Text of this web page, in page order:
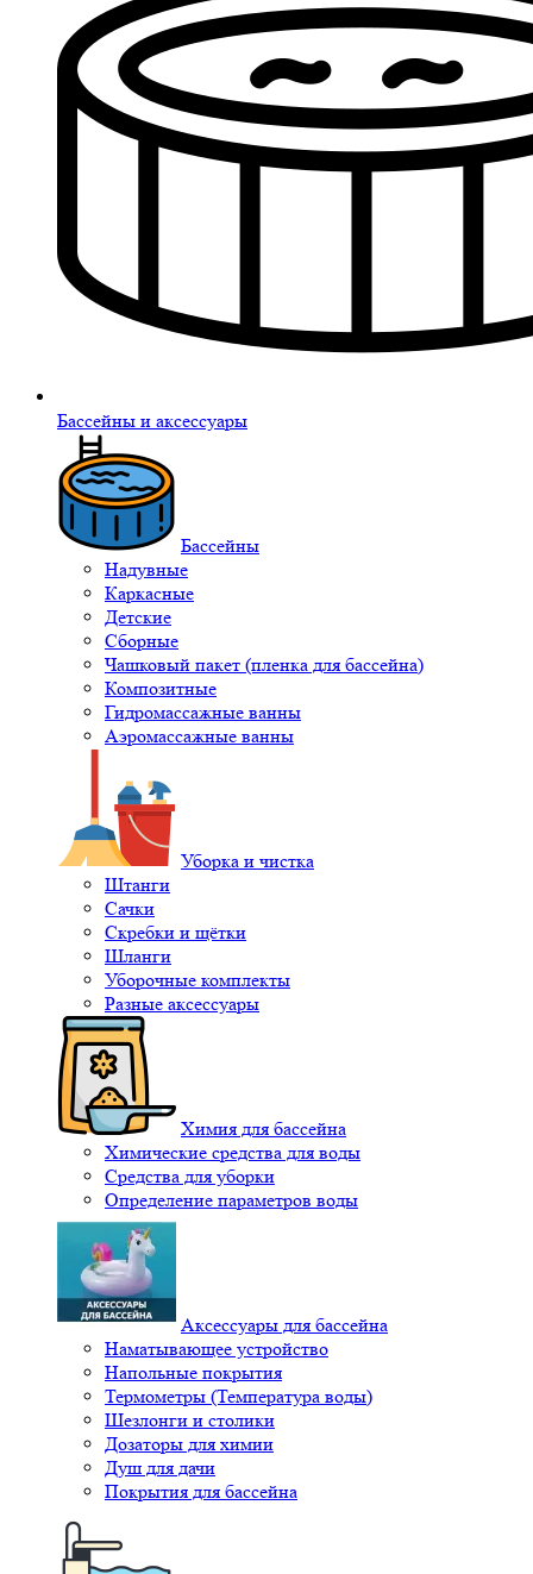
Бассейны и аксессуары
Бассейны
Надувные
Каркасные
Детские
Сборные
Чашковый пакет (пленка для бассейна)
Композитные
Гидромассажные ванны
Аэромассажные ванны
Уборка и чистка
Штанги
Сачки
Скребки и щётки
Шланги
Уборочные комплекты
Разные аксессуары
Химия для бассейна
Химические средства для воды
Средства для уборки
Определение параметров воды
Аксессуары для бассейна
Наматывающее устройство
Напольные покрытия
Термометры (Температура воды)
Шезлонги и столики
Дозаторы для химии
Душ для дачи
Покрытия для бассейна